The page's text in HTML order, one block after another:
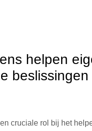
helpen
cruciale rol bij het